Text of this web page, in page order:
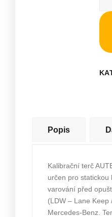
Popis
Kalibrační terč
určen pro statickou
varování před
(LDW – Lane
Mercedes-Benz.